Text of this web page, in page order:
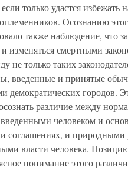
только удастся избежать
Осознанию
также наблюдение, что
и изменяться смертными
не только таких
введенные и принятые
демократических городов.
различие между
человеком и
соглашениях, и природными
власти человека.
понимание этого